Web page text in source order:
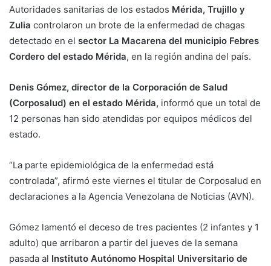
Autoridades sanitarias de los estados Mérida, Trujillo y
Zulia controlaron un brote de la enfermedad de chagas
detectado en el sector La Macarena del municipio Febres
Cordero del estado Mérida, en la región andina del país.
Denis Gómez, director de la Corporación de Salud
(Corposalud) en el estado Mérida, informó que un total de
12 personas han sido atendidas por equipos médicos del
estado.
“La parte epidemiológica de la enfermedad está
controlada”, afirmó este viernes el titular de Corposalud en
declaraciones a la Agencia Venezolana de Noticias (AVN).
Gómez lamentó el deceso de tres pacientes (2 infantes y 1
adulto) que arribaron a partir del jueves de la semana
pasada al Instituto Autónomo Hospital Universitario de